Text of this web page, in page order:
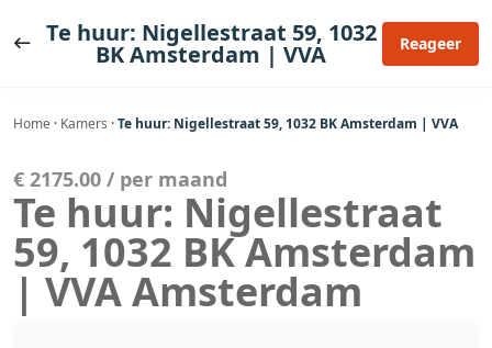
naar
Te huur: Nigellestraat 59, 1032
BK Amsterdam | VVA Reageer
Home · Kamers ·Te huur: Nigellestraat 59, 1032 BK Amsterdam | VVA
€ 2175.00 / per maand
Te huur: Nigellestraat
59, 1032 BK Amsterdam
| VVA Amsterdam